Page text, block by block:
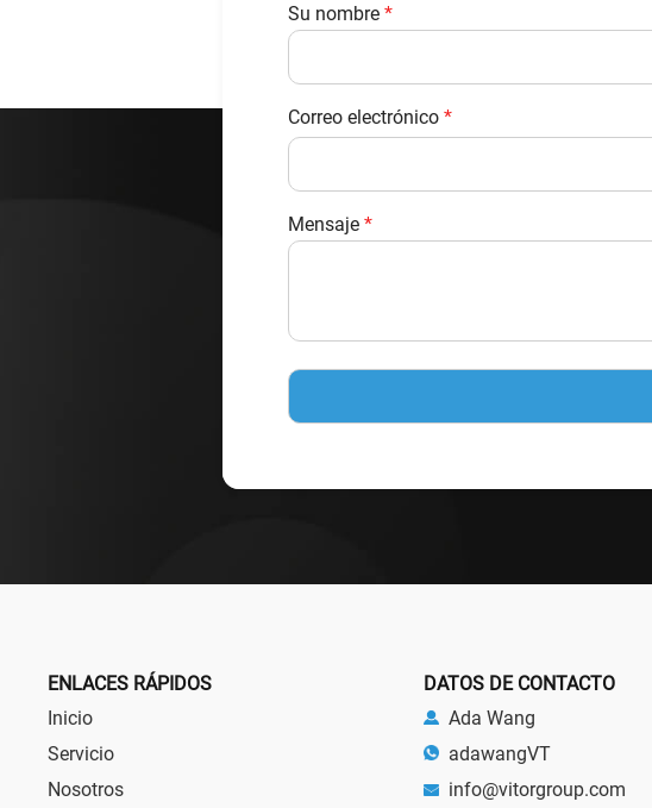
Su nombre *
Correo electrónico *
Mensaje *
ENLACES RÁPIDOS
Inicio
Servicio
Nosotros
DATOS DE CONTACTO
Ada Wang
adawangVT
info@vitorgroup.com